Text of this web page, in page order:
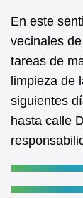
En este
vecinales
tareas de
limpieza de
siguientes
hasta calle